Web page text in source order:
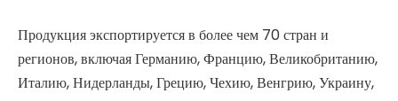
Продукция экспортируется в более чем 70 стран и
регионов, включая Германию, Францию, Великобританию,
Италию, Нидерланды, Грецию, Чехию, Венгрию, Украину,